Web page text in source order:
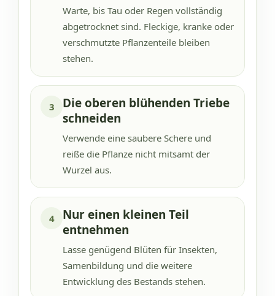
Warte, bis Tau oder Regen vollständig
abgetrocknet sind. Fleckige, kranke oder
verschmutzte Pflanzenteile bleiben
stehen.
3
Die oberen blühenden Triebe
schneiden
Verwende eine saubere Schere und
reiße die Pflanze nicht mitsamt der
Wurzel aus.
4
Nur einen kleinen Teil
entnehmen
Lasse genügend Blüten für Insekten,
Samenbildung und die weitere
Entwicklung des Bestands stehen.